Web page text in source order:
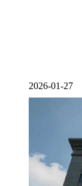
2026-01-27